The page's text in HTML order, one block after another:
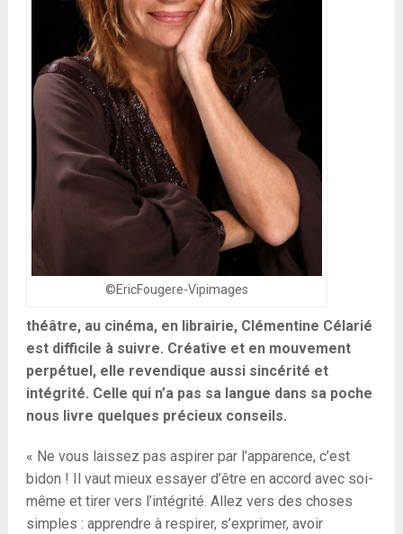
©EricFougere-Vipimages
théâtre, au cinéma, en librairie, Clémentine Célarié
est difficile à suivre. Créative et en mouvement
perpétuel, elle revendique aussi sincérité et
intégrité. Celle qui n’a pas sa langue dans sa poche
nous livre quelques précieux conseils.
« Ne vous laissez pas aspirer par l’apparence, c’est
bidon ! Il vaut mieux essayer d’être en accord avec soi-
même et tirer vers l’intégrité. Allez vers des choses
simples : apprendre à respirer, s’exprimer, avoir